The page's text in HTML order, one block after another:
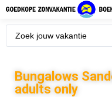
Bungalows
adults only